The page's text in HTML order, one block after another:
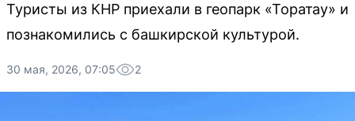
Туристы из КНР приехали в геопарк «Торатау» и
познакомились с башкирской культурой.
30 мая, 2026, 07:05 2